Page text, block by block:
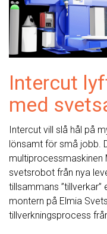
Intercut
med
Intercut vill slå hål på
lönsamt för små jobb.
multiprocessmaskinen
svetsrobot från nya
tillsammans
montern på Elmia
tillverkningsprocess